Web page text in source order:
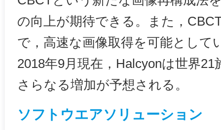
の向上が期待できる。また，
で，高速な画像取得を可能として
2018年9月現在，Halcyonは世界
さらなる増加が予想される。
ソフトウエアソリューション